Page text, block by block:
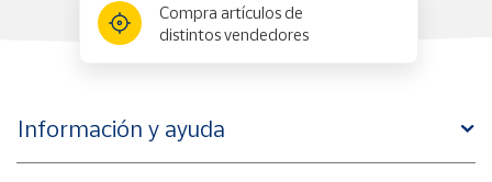
Compra artículos de
distintos vendedores
Información y ayuda